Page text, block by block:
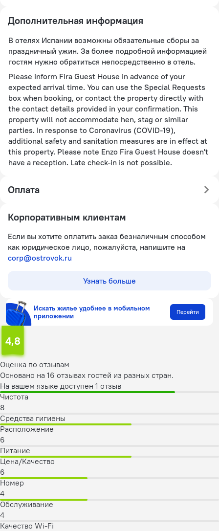
Дополнительная информация
В отелях Испании возможны обязательные сборы за
праздничный ужин. За более подробной информацией
гостям нужно обратиться непосредственно в отель.
Please inform Fira Guest House in advance of your
expected arrival time. You can use the Special Requests
box when booking, or contact the property directly with
the contact details provided in your confirmation. This
property will not accommodate hen, stag or similar
parties. In response to Coronavirus (COVID-19),
additional safety and sanitation measures are in effect at
this property. Please note Enzo Fira Guest House doesn't
have a reception. Late check-in is not possible.
Оплата
Корпоративным клиентам
Если вы хотите оплатить заказ безналичным способом
как юридическое лицо, пожалуйста, напишите на
corp@ostrovok.ru
Узнать больше
Искать жилье удобнее в мобильном
приложении
Перейти
4,8
Оценка по отзывам
Основано на 16 отзывах гостей из разных стран.
На вашем языке доступен 1 отзыв
Чистота
8
Средства гигиены
Расположение
6
Питание
Цена/Качество
6
Номер
4
Обслуживание
4
Качество Wi-Fi